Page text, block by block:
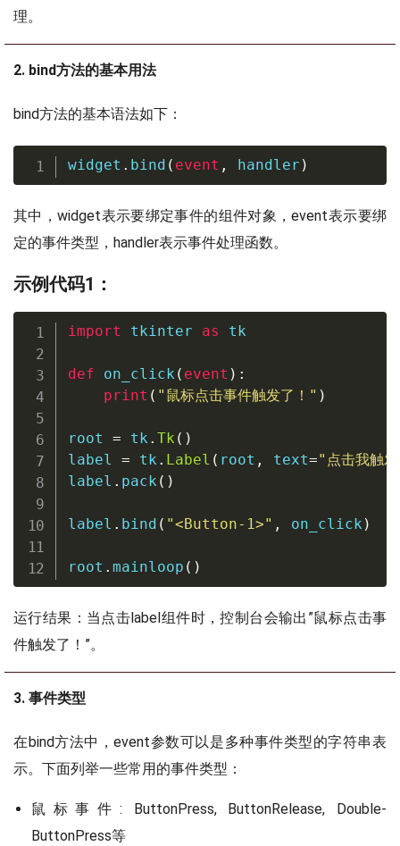
理。
2. bind方法的基本用法
bind方法的基本语法如下：
widget . bind ( event , handler )
其中，widget表示要绑定事件的组件对象，event表示要绑
定的事件类型，handler表示事件处理函数。
示例代码1：
import tkinter as tk
def on_click ( event ) :
print ( "鼠标点击事件触发了！" )
root = tk . Tk ( )
label = tk . Label ( root , text="点击我触
label . pack ( )
label . bind ( "<Button-1>" , on_click )
root . mainloop ( )
运行结果：当点击label组件时，控制台会输出”鼠标点击事
件触发了！”。
3. 事件类型
在bind方法中，event参数可以是多种事件类型的字符串表
示。下面列举一些常用的事件类型：
鼠标事件: ButtonPress, ButtonRelease, Double-
ButtonPress等